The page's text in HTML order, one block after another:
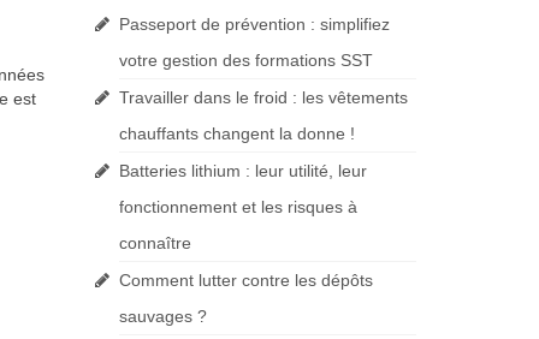
est
Passeport de prévention : simplifiez
votre gestion des formations SST
Travailler dans le froid : les vêtements
chauffants changent la donne !
Batteries lithium : leur utilité, leur
fonctionnement et les risques à
connaître
Comment lutter contre les dépôts
sauvages ?